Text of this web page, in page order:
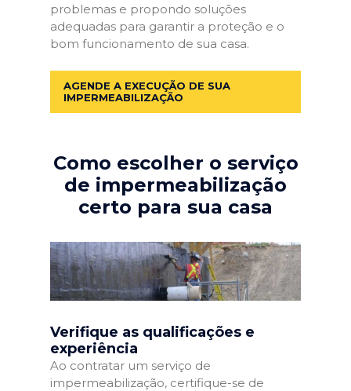
problemas e propondo soluções
adequadas para garantir a proteção e o
bom funcionamento de sua casa.
AGENDE A EXECUÇÃO DE SUA
IMPERMEABILIZAÇÃO
Como escolher o serviço
de impermeabilização
certo para sua casa
Verifique as qualificações e
experiência
Ao contratar um serviço de
impermeabilização, certifique-se de